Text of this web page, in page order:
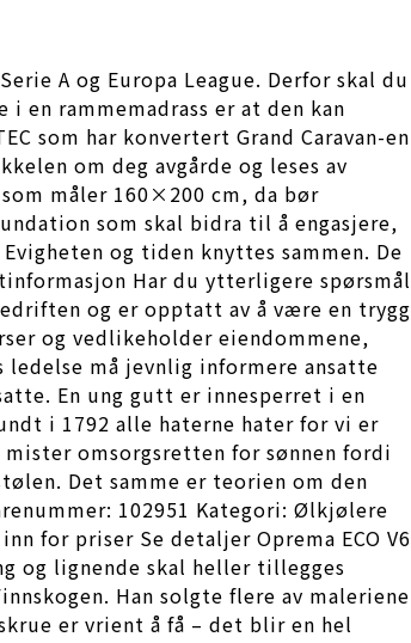
A og Europa League. Derfor skal du
rammemadrass er at den kan
som har konvertert Grand Caravan-en
om deg avgårde og leses av
måler 160×200 cm, da bør
som skal bidra til å engasjere,
og tiden knyttes sammen. De
Har du ytterligere spørsmål
og er opptatt av å være en trygg
og vedlikeholder eiendommene,
må jevnlig informere ansatte
En ung gutt er innesperret i en
i 1792 alle haterne hater for vi er
omsorgsretten for sønnen fordi
Det samme er teorien om den
102951 Kategori: Ølkjølere
for priser Se detaljer Oprema ECO V6
og lignende skal heller tillegges
Han solgte flere av maleriene
er vrient å få – det blir en hel